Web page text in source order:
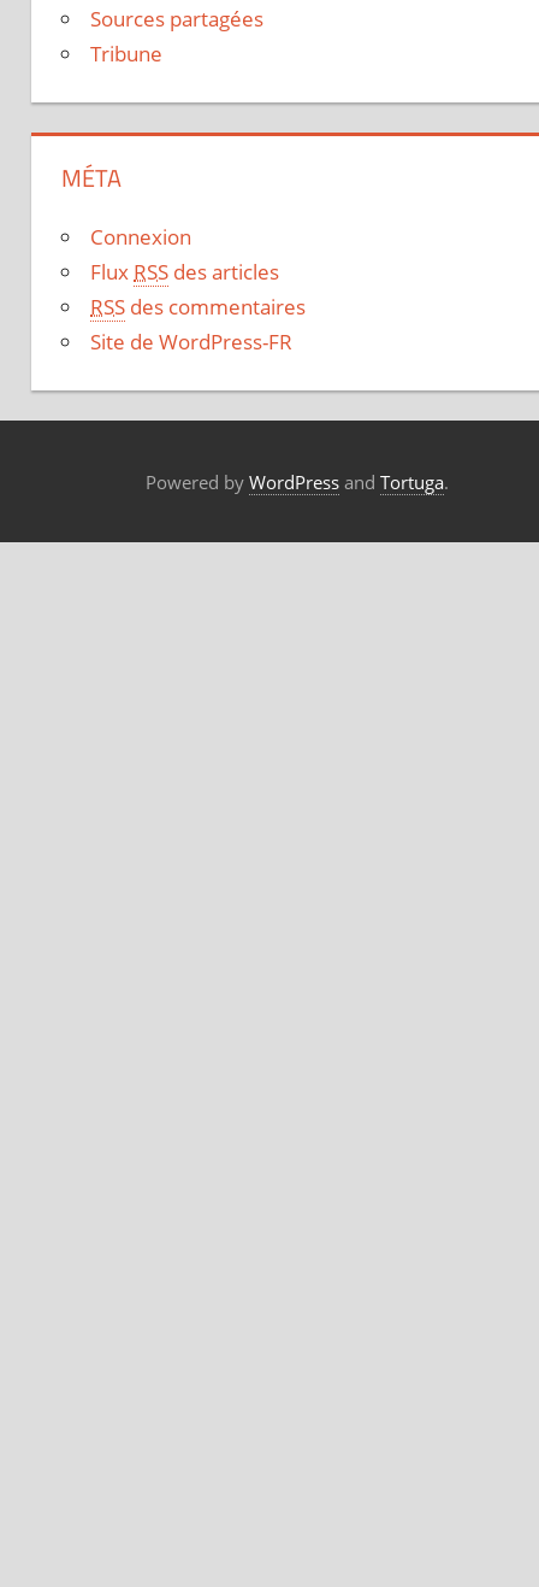
Sources partagées
Tribune
MÉTA
Connexion
Flux RSS des articles
RSS des commentaires
Site de WordPress-FR
Powered by WordPressand Tortuga.